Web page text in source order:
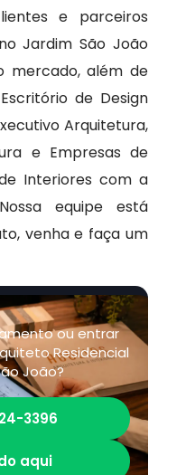
e parceiros
Jardim São João
mercado, além de
de Design
Arquitetura,
e Empresas de
Interiores com a
equipe está
venha e faça um
ou entrar
Residencial
João?
3396
aqui